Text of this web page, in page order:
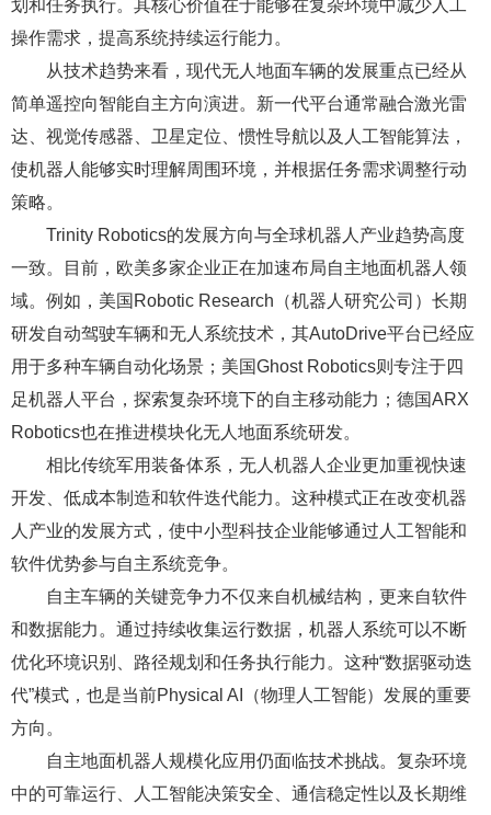
划和任务执行。其核心价值在于能够在复杂环境中减少人工
操作需求，提高系统持续运行能力。
从技术趋势来看，现代无人地面车辆的发展重点已经从
简单遥控向智能自主方向演进。新一代平台通常融合激光雷
达、视觉传感器、卫星定位、惯性导航以及人工智能算法，
使机器人能够实时理解周围环境，并根据任务需求调整行动
策略。
Trinity Robotics的发展方向与全球机器人产业趋势高度
一致。目前，欧美多家企业正在加速布局自主地面机器人领
域。例如，美国Robotic Research（机器人研究公司）长期
研发自动驾驶车辆和无人系统技术，其AutoDrive平台已经应
用于多种车辆自动化场景；美国Ghost Robotics则专注于四
足机器人平台，探索复杂环境下的自主移动能力；德国ARX
Robotics也在推进模块化无人地面系统研发。
相比传统军用装备体系，无人机器人企业更加重视快速
开发、低成本制造和软件迭代能力。这种模式正在改变机器
人产业的发展方式，使中小型科技企业能够通过人工智能和
软件优势参与自主系统竞争。
自主车辆的关键竞争力不仅来自机械结构，更来自软件
和数据能力。通过持续收集运行数据，机器人系统可以不断
优化环境识别、路径规划和任务执行能力。这种“数据驱动迭
代”模式，也是当前Physical AI（物理人工智能）发展的重要
方向。
自主地面机器人规模化应用仍面临技术挑战。复杂环境
中的可靠运行、人工智能决策安全、通信稳定性以及长期维